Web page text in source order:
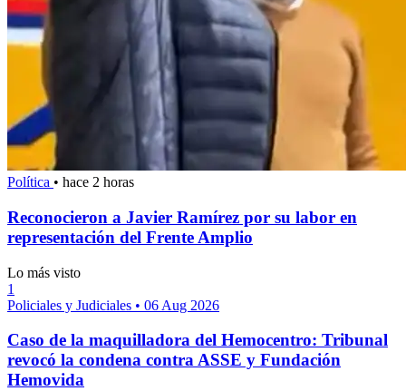
Política • hace 2 horas
Reconocieron a Javier Ramírez por su labor en
representación del Frente Amplio
Lo más visto
1
Policiales y Judiciales • 06 Aug 2026
Caso de la maquilladora del Hemocentro: Tribunal
revocó la condena contra ASSE y Fundación
Hemovida